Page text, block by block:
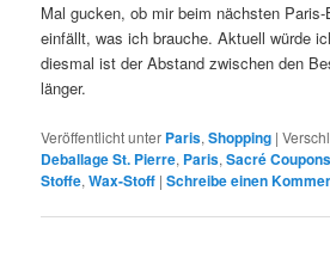
Mal gucken, ob mir beim nächsten
einfällt, was ich brauche. Aktuell würde
diesmal ist der Abstand zwischen den
länger.
Veröffentlicht unter Paris,Shopping |
Deballage St. Pierre, Paris,Sacré Coupons
Stoffe,Wax-Stoff |Schreibe einen